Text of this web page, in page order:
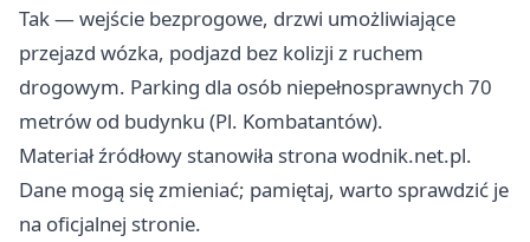
Tak — wejście bezprogowe, drzwi umożliwiające
przejazd wózka, podjazd bez kolizji z ruchem
drogowym. Parking dla osób niepełnosprawnych 70
metrów od budynku (Pl. Kombatantów).
Materiał źródłowy stanowiła strona wodnik.net.pl.
Dane mogą się zmieniać; pamiętaj, warto sprawdzić je
na oficjalnej stronie.